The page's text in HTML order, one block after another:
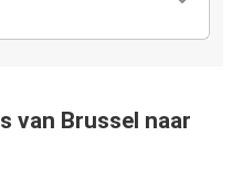
van Brussel naar